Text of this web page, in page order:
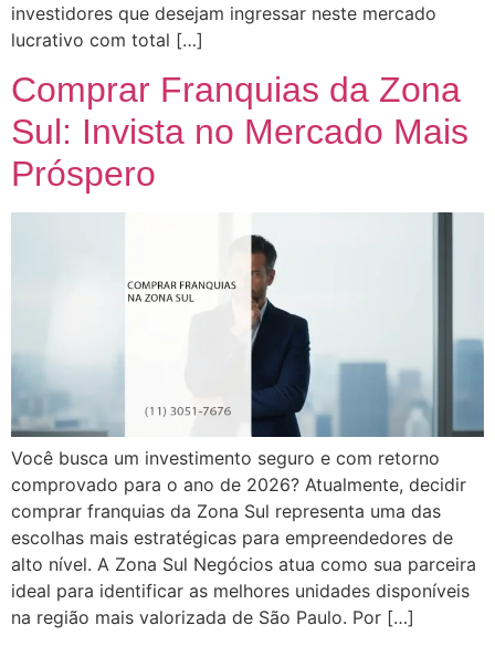
investidores que desejam ingressar neste mercado
lucrativo com total […]
Comprar Franquias da Zona
Sul: Invista no Mercado Mais
Próspero
Você busca um investimento seguro e com retorno
comprovado para o ano de 2026? Atualmente, decidir
comprar franquias da Zona Sul representa uma das
escolhas mais estratégicas para empreendedores de
alto nível. A Zona Sul Negócios atua como sua parceira
ideal para identificar as melhores unidades disponíveis
na região mais valorizada de São Paulo. Por […]